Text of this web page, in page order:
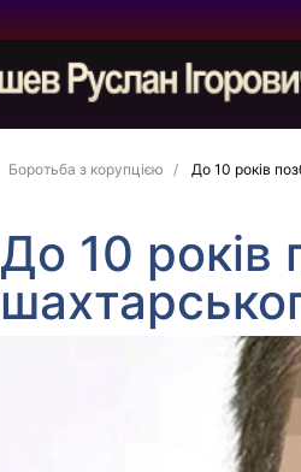
Боротьба з корупцією До 10 років
До 10 років